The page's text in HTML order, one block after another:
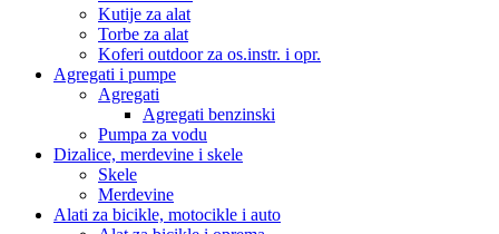
Kutije za alat
Torbe za alat
Koferi outdoor za os.instr. i opr.
Agregati i pumpe
Agregati
Agregati benzinski
Pumpa za vodu
Dizalice, merdevine i skele
Skele
Merdevine
Alati za bicikle, motocikle i auto